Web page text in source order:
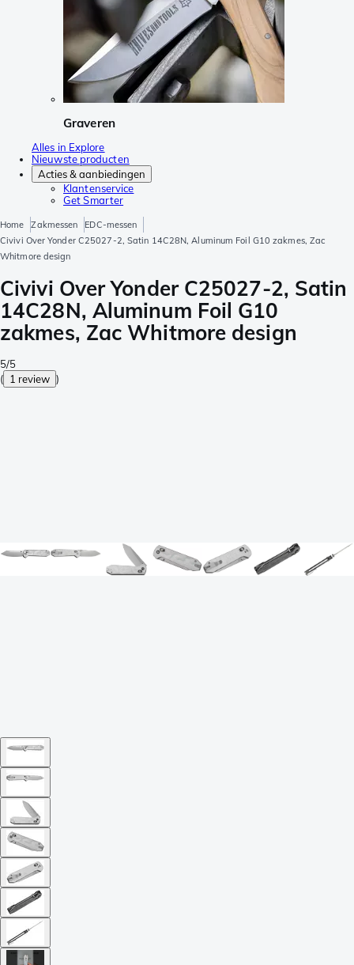
Graveren
Alles in Explore
Nieuwste producten
Acties & aanbiedingen
Klantenservice
Get Smarter
Home Zakmessen
EDC-messen
Civivi Over Yonder C25027-2, Satin 14C28N, Aluminum Foil G10 zakmes, Zac
Whitmore design
Civivi Over Yonder C25027-2, Satin
14C28N, Aluminum Foil G10
zakmes, Zac Whitmore design
5/5
( 1 review )